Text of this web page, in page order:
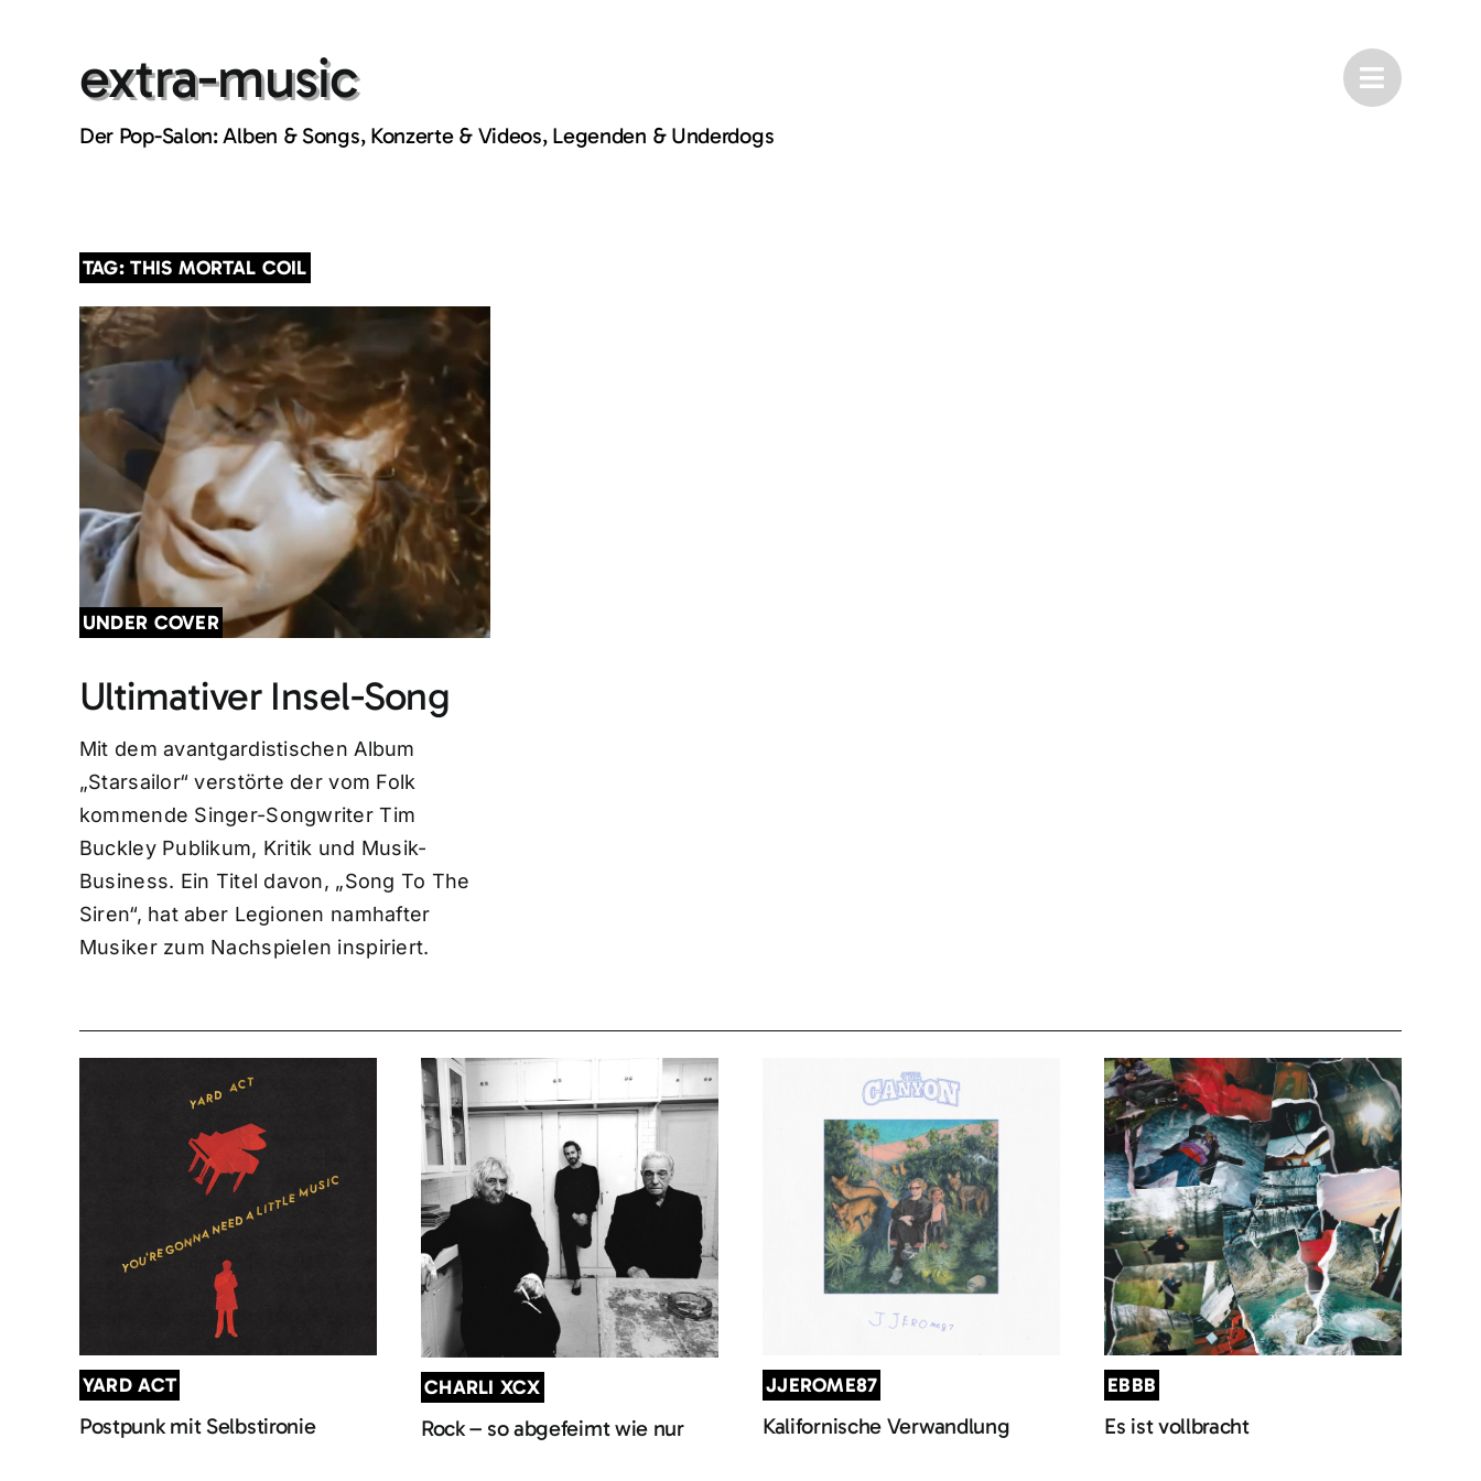
extra-music
Der Pop-Salon: Alben & Songs, Konzerte & Videos, Legenden & Underdogs
TAG: THIS MORTAL COIL
UNDER COVER
Ultimativer Insel-Song
Mit dem avantgardistischen Album
„Starsailor“ verstörte der vom Folk
kommende Singer-Songwriter Tim
Buckley Publikum, Kritik und Musik-
Business. Ein Titel davon, „Song To The
Siren“, hat aber Legionen namhafter
Musiker zum Nachspielen inspiriert.
YARD ACT
Postpunk mit Selbstironie
CHARLI XCX
Rock – so abgefeimt wie nur
JJEROME87
Kalifornische Verwandlung
EBBB
Es ist vollbracht